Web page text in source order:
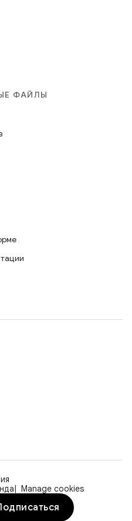
ФАЙЛЫ
Manage cookies